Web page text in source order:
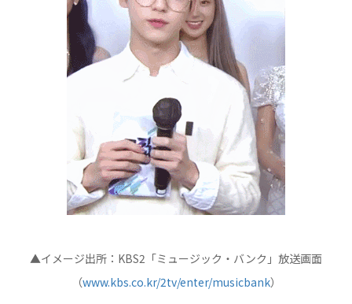
▲イメージ出所：KBS2「ミュージック・バンク」放送画面
（www.kbs.co.kr/2tv/enter/musicbank）